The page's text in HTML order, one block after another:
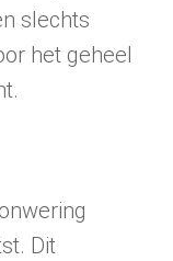
slechts
het geheel
Dit